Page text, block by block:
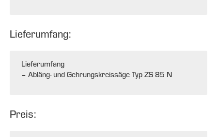
Lieferumfang:
Lieferumfang
– Abläng- und Gehrungskreissäge Typ ZS 85 N
Preis: